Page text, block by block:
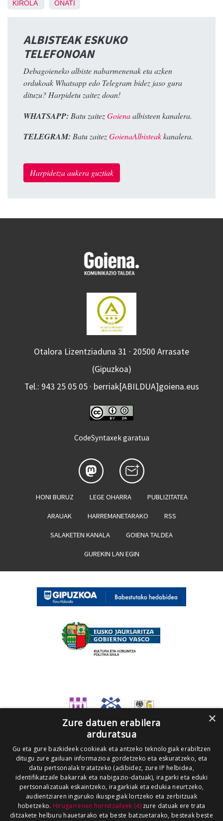
KIROLA OÑATI
ALBISTEAK ESKUKO
TELEFONOAN
Debagoieneko albiste nabarmenenak eta azken
ordukoak Whatsapp edo Telegram bidez jaso gura
dituzu? Harpidetu zaitez doan!
WHATSAPP: Batu zaitezGoienaalbisteen kanalera.
TELEGRAM: Batu zaitezGoienaAlbisteakkanalera.
Harpidetza aukera guztiak
Otalora Lizentziaduna 31 · 20500 Arrasate
(Gipuzkoa)
Tel.: 943 25 05 05 · berriak[ABILDUA]goiena.eus
CodeSyntaxek garatua
HONI BURUZ LEGE OHARRA PUBLIZITATEA
ARAUAK HARREMANETARAKO RSS
SALAKETEN KANALA GOIENA TALDEA
GUREKIN LAN EGIN
×
Zure datuen erabilera
arduratsua
Gu eta gure bazkideek cookieak eta antzeko teknologiak erabiltzen
ditugu zure gailuan informazioa gordetzeko eta eskuratzeko, eta
datu pertsonalak tratatzeko (adibidez, zure IP helbidea,
identifikatzaile bakarrak eta nabigazio-datuak), iragarki eta eduki
pertsonalizatuak eskaintzeko, iragarkiak eta edukia neurtzeko,
audientziaren inguruko ikuspegiak lortzeko eta zerbitzuak
hobetzeko. Hirugarrenen hornitzaileek (4)zure datuak ere trata
ditzakete helburu hauetarako eta beste batzuetarako, besteak beste